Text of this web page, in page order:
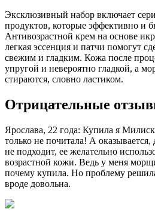
Эксклюзивный набор включает
продуктов, которые эффективно и
Антивозрастной крем на основе
легкая эссенция и патчи помогут
свежим и гладким. Кожа после
упругой и невероятно гладкой, а
стираются, словно ластиком.
Отрицательные
Ярослава, 22 года: Купила я
только не почитала! А оказывается,
не подходит, ее желательно
возрастной кожи. Ведь у меня
почему купила. Но проблему
вроде довольна.